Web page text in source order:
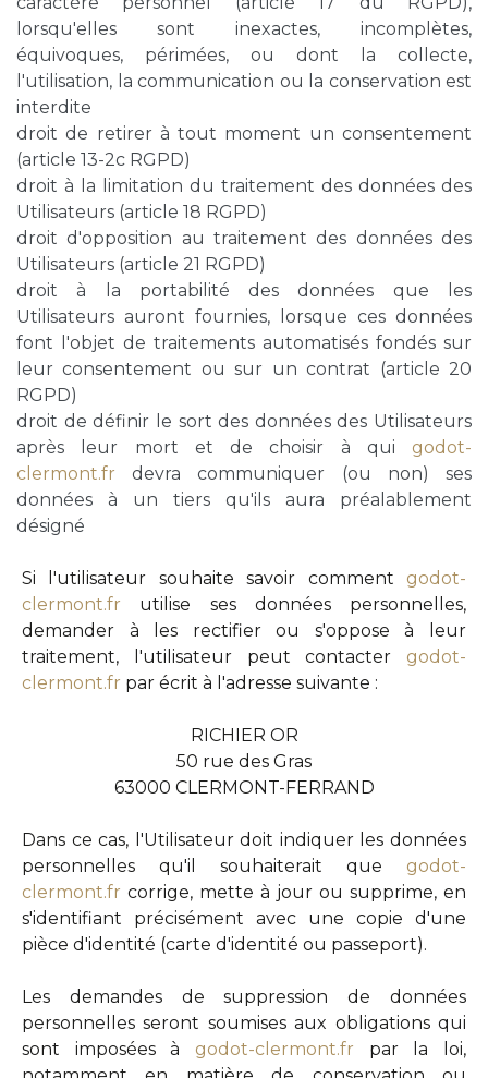
lorsqu'elles sont inexactes, incomplètes,
équivoques, périmées, ou dont la collecte,
l'utilisation, la communication ou la conservation est
interdite
droit de retirer à tout moment un consentement
(article 13-2c RGPD)
droit à la limitation du traitement des données des
Utilisateurs (article 18 RGPD)
droit d'opposition au traitement des données des
Utilisateurs (article 21 RGPD)
droit à la portabilité des données que les
Utilisateurs auront fournies, lorsque ces données
font l'objet de traitements automatisés fondés sur
leur consentement ou sur un contrat (article 20
RGPD)
droit de définir le sort des données des Utilisateurs
après leur mort et de choisir à qui godot-
clermont.fr devra communiquer (ou non) ses
données à un tiers qu'ils aura préalablement
désigné
Si l'utilisateur souhaite savoir comment godot-
clermont.fr utilise ses données personnelles,
demander à les rectifier ou s'oppose à leur
traitement, l'utilisateur peut contacter godot-
clermont.fr par écrit à l'adresse suivante :
RICHIER OR
50 rue des Gras
63000 CLERMONT-FERRAND
Dans ce cas, l'Utilisateur doit indiquer les données
personnelles qu'il souhaiterait que godot-
clermont.fr corrige, mette à jour ou supprime, en
s'identifiant précisément avec une copie d'une
pièce d'identité (carte d'identité ou passeport).
Les demandes de suppression de données
personnelles seront soumises aux obligations qui
sont imposées à godot-clermont.fr par la loi,